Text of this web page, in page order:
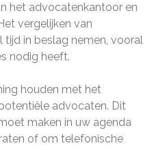
het advocatenkantoor en
vergelijken van
tijd in beslag nemen, vooral
nodig heeft.
houden met het
advocaten. Dit
maken in uw agenda
of om telefonische